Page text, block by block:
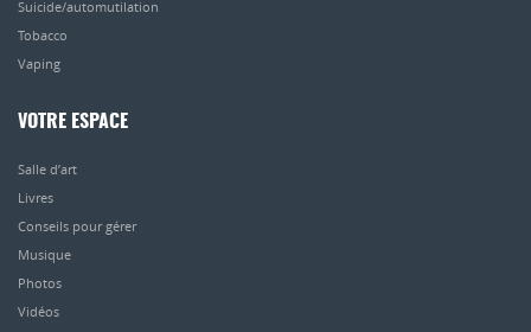
Suicide/automutilation
Tobacco
Vaping
VOTRE ESPACE
Salle d’art
Livres
Conseils pour gérer
Musique
Photos
Vidéos